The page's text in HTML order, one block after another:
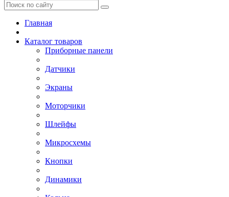
Главная
Каталог товаров
Приборные панели
Датчики
Экраны
Моторчики
Шлейфы
Микросхемы
Кнопки
Динамики